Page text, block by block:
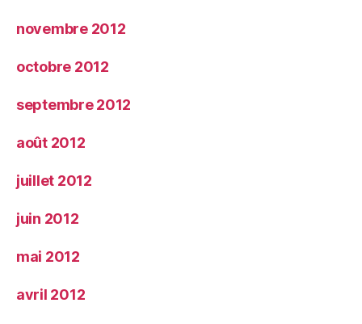
novembre 2012
octobre 2012
septembre 2012
août 2012
juillet 2012
juin 2012
mai 2012
avril 2012